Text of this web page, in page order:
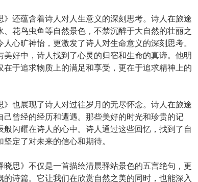
》还蕴含着诗人对人生意义的深刻思考。诗人在旅途
、花鸟虫鱼等自然景色，不禁沉醉于大自然的壮丽之
心旷神怡，更激发了诗人对生命意义的深刻思考。
美好中，诗人找到了心灵的归宿和生命的真谛。他明
在于追求物质上的满足和享受，更在于追求精神上的
》也展现了诗人对过往岁月的无尽怀念。诗人在旅途
己曾经的经历和遭遇。那些美好的时光和珍贵的记
般闪耀在诗人的心中。诗人通过这些回忆，找到了自
定了对未来的信心和期待。
晓思》不仅是一首描绘清晨驿站景色的五言绝句，更
的诗篇。它让我们在欣赏自然之美的同时，也能深入